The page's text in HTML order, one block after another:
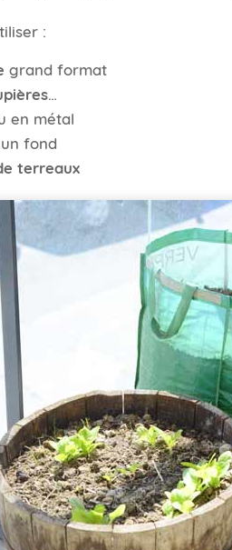
:
grand format
…
en métal
fond
terreaux